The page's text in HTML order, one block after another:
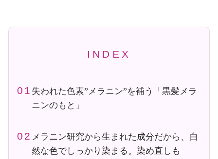
INDEX
失われた色素”メラニン”を補う「黒髪メラ
ニンのもと」
メラニン研究から生まれた成分だから、自
然な色でしっかり染まる。染め直しも